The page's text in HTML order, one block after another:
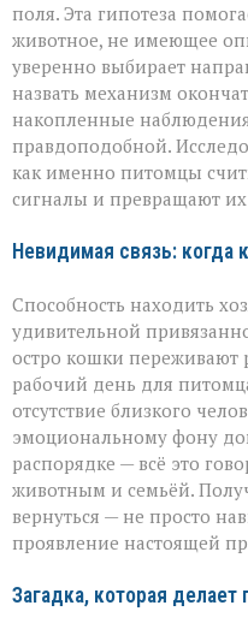
поля. Эта гипотеза
животное, не имеющее
уверенно выбирает
назвать механизм
накопленные
правдоподобной.
как именно питомцы
сигналы и превращают
Невидимая связь: когда
Способность находить
удивительной
остро кошки переживают
рабочий день для
отсутствие близкого
эмоциональному фону
распорядке — всё это
животным и семьёй.
вернуться — не просто
проявление настоящей
Загадка, которая